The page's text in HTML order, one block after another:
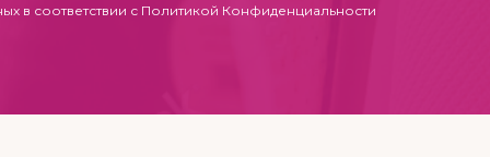
в соответствии с Политикой Конфиденциальности